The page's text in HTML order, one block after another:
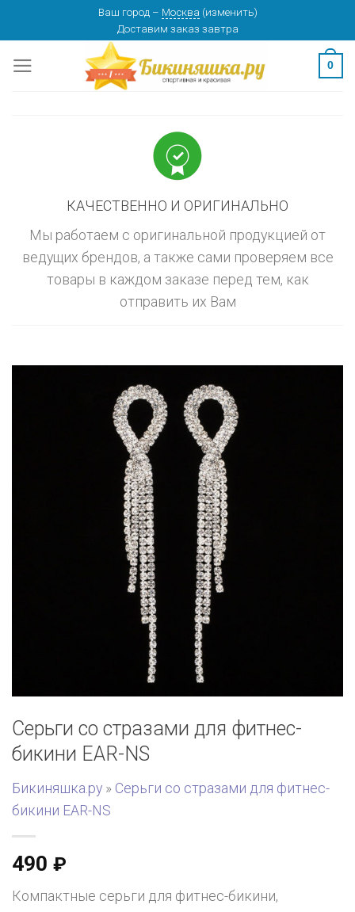
content
Ваш город – Москва (изменить)
Доставим заказ завтра
0
КАЧЕСТВЕННО И ОРИГИНАЛЬНО
Мы работаем с оригинальной продукцией от
ведущих брендов, а также сами проверяем все
товары в каждом заказе перед тем, как
отправить их Вам
Серьги со стразами для фитнес-
бикини EAR-NS
Бикиняшка.ру » Серьги со стразами для фитнес-
бикини EAR-NS
490 ₽
Компактные серьги для фитнес-бикини,
изменить